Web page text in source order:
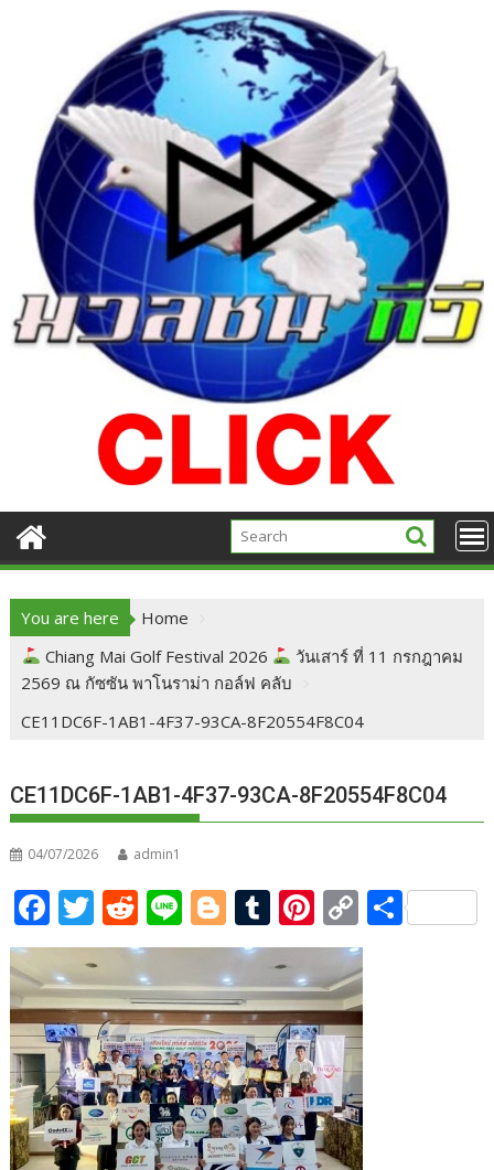
You are here
Home
Chiang Mai Golf Festival 2026
วันเสาร์ ที่ 11 กรกฎาคม
2569 ณ กัซซัน พาโนราม่า กอล์ฟ คลับ
CE11DC6F-1AB1-4F37-93CA-8F20554F8C04
CE11DC6F-1AB1-4F37-93CA-8F20554F8C04
04/07/2026 admin1
F
ac
e
b
o
o
k
T
w
itt
er
R
e
d
di
t
Li
n
e
Bl
o
g
g
er
T
u
m
bl
r
Pi
nt
er
e
st
C
o
p
y
Li
n
k
S